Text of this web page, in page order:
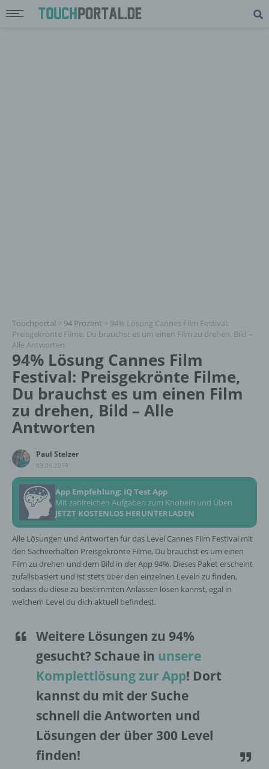
Touchportal > 94 Prozent > 94% Lösung Cannes Film Festival:
Preisgekrönte Filme, Du brauchst es um einen Film zu drehen, Bild –
Alle Antworten
94% Lösung Cannes Film
Festival: Preisgekrönte Filme,
Du brauchst es um einen Film
zu drehen, Bild – Alle
Antworten
Paul Stelzer
03.06.2019
App Empfehlung: IQ Test App
Mit zahlreichen Aufgaben zum Knobeln und Üben
JETZT KOSTENLOS HERUNTERLADEN
Alle Lösungen und Antworten für das Level Cannes Film Festival mit
den Sachverhalten Preisgekrönte Filme, Du brauchst es um einen
Film zu drehen und dem Bild in der App 94%. Dieses Paket erscheint
zufallsbasiert und ist stets über den einzelnen Leveln zu finden,
sodass du diese zu bestimmten Anlässen lösen kannst, egal in
welchem Level du dich aktuell befindest.
Weitere Lösungen zu 94%
gesucht? Schaue in unsere
Komplettlösung zur App! Dort
kannst du mit der Suche
schnell die Antworten und
Lösungen der über 300 Level
finden!